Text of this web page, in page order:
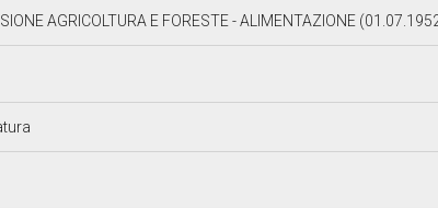
AGRICOLTURA E FORESTE - ALIMENTAZIONE